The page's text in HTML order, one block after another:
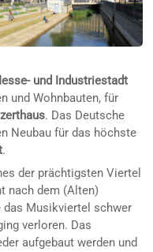
und Industriestadt
und Wohnbauten, für
. Das Deutsche
Neubau für das höchste
.
der prächtigsten Viertel
nach dem (Alten)
das Musikviertel schwer
verloren. Das
aufgebaut werden und